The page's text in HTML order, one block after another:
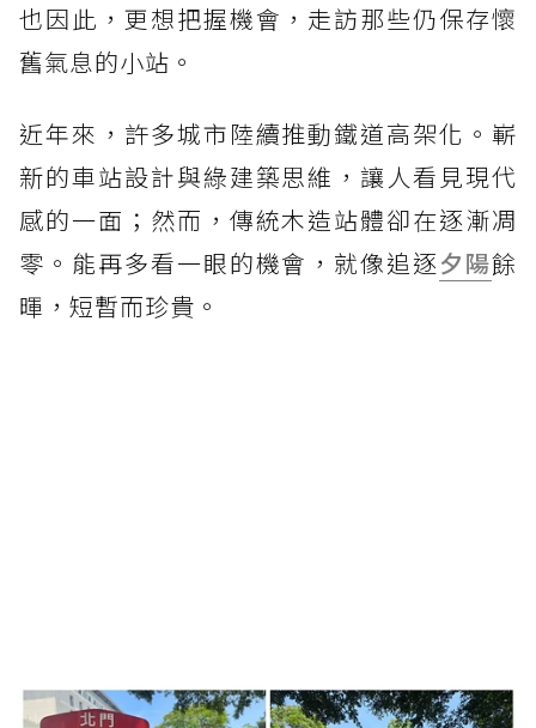
也因此，更想把握機會，走訪那些仍保存懷
舊氣息的小站。
近年來，許多城市陸續推動鐵道高架化。嶄
新的車站設計與綠建築思維，讓人看見現代
感的一面；然而，傳統木造站體卻在逐漸凋
零。能再多看一眼的機會，就像追逐夕陽餘
暉，短暫而珍貴。